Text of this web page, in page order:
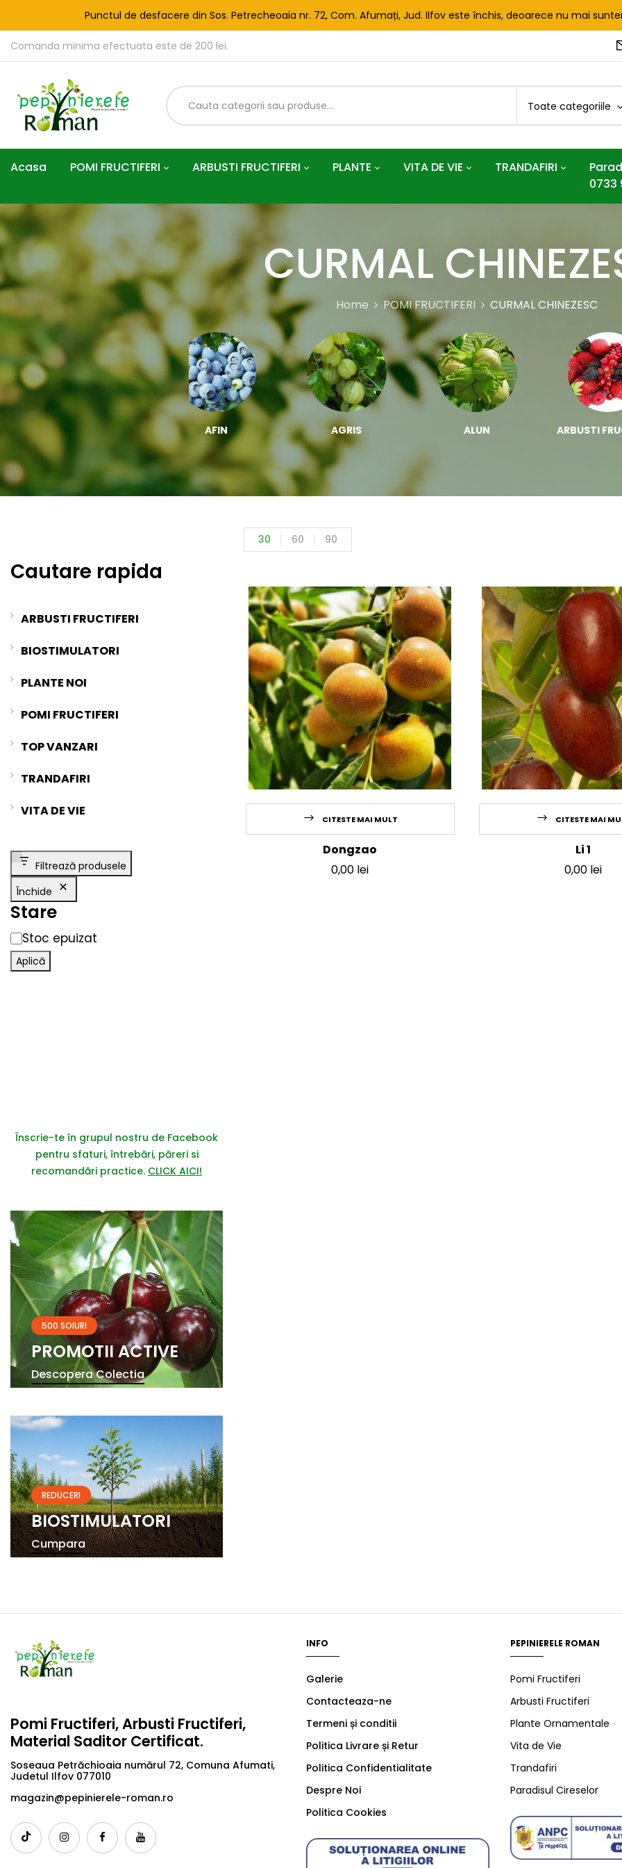
Punctul de desfacere din Sos. Petrecheoaia nr. 72, Com. Afumați, Jud. Ilfov este închis, deoarece nu mai
Comanda minima efectuata este de 200 lei.
Toate categoriile
Acasa POMI FRUCTIFERI ARBUSTI FRUCTIFERI PLANTE VITA DE VIE TRANDAFIRI
0733
CURMAL
Home POMI FRUCTIFERI CURMAL CHINEZESC
AFIN AGRIS ALUN ARBUSTI
Cautare rapida
ARBUSTI FRUCTIFERI
BIOSTIMULATORI
PLANTE NOI
POMI FRUCTIFERI
TOP VANZARI
TRANDAFIRI
VITA DE VIE
Filtrează produsele
Închide
Stare
Stoc epuizat
Aplică
Înscrie-te în grupul nostru de Facebook
pentru sfaturi, întrebări, păreri si
recomandări practice. CLICK AICI!
500 SOIURI
PROMOTII ACTIVE
Descopera Colectia
REDUCERI
BIOSTIMULATORI
Cumpara
30 60 90
CITESTE MAI MULT
Dongzao
0,00 lei
CITESTE MAI
Li 1
0,00 lei
Pomi Fructiferi, Arbusti Fructiferi,
Material Saditor Certificat.
Soseaua Petrăchioaia numărul 72, Comuna Afumati,
Judetul Ilfov 077010
magazin@pepinierele-roman.ro
INFO
Galerie
Contacteaza-ne
Termeni și conditii
Politica Livrare și Retur
Politica Confidentialitate
Despre Noi
Politica Cookies
PEPINIERELE ROMAN
Pomi Fructiferi
Arbusti Fructiferi
Plante Ornamentale
Vita de Vie
Trandafiri
Paradisul Cireselor